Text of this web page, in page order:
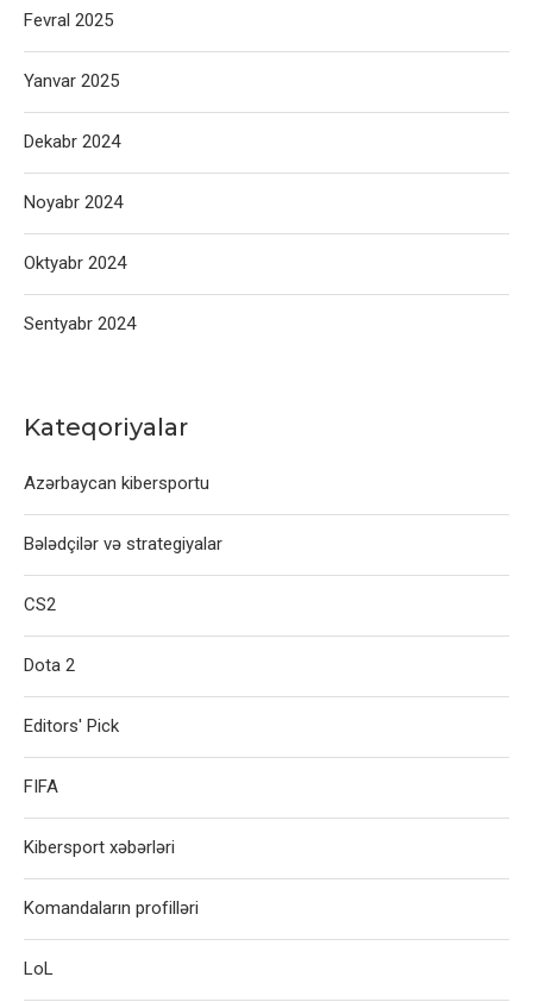
Fevral 2025
Yanvar 2025
Dekabr 2024
Noyabr 2024
Oktyabr 2024
Sentyabr 2024
Kateqoriyalar
Azərbaycan kibersportu
Bələdçilər və strategiyalar
CS2
Dota 2
Editors' Pick
FIFA
Kibersport xəbərləri
Komandaların profilləri
LoL